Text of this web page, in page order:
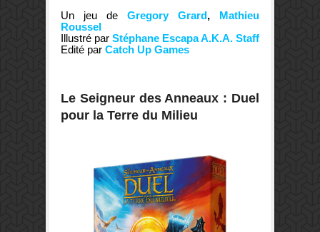
Un jeu de Gregory Grard, Mathieu
Roussel
Illustré par Stéphane Escapa A.K.A. Staff
Edité par Catch Up Games
Le Seigneur des Anneaux : Duel
pour la Terre du Milieu